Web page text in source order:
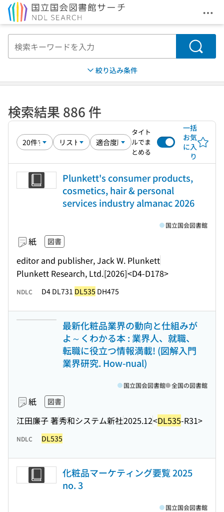
メ
検索
絞り込み条件
検索結果 886 件
タイト
ルでま
とめる
一括
お気
に入
り
Plunkett's consumer products,
cosmetics, hair & personal
services industry almanac 2026
紙 図書
editor and publisher, Jack W. Plunkett
Plunkett Research, Ltd.[2026]<D4-D178>
国立国会図書館
NDLC D4 DL731 DL535 DH475
最新化粧品業界の動向と仕組みが
よ～くわかる本 : 業界人、就職、
転職に役立つ情報満載! (図解入門
業界研究. How-nual)
紙 図書
江田廉子 著秀和システム新社2025.12<DL535-R31>
国立国会図書館 全国の図書館
NDLC DL535
化粧品マーケティング要覧 2025
no. 3
国立国会図書館